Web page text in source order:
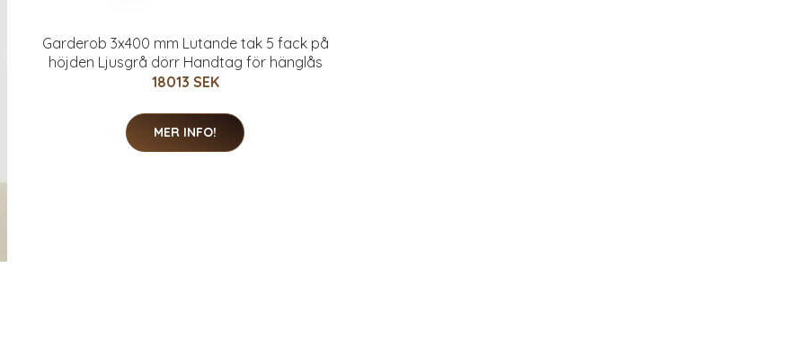
Garderob 3x400 mm Lutande tak 5 fack på
höjden Ljusgrå dörr Handtag för hänglås
18013 SEK
MER INFO!